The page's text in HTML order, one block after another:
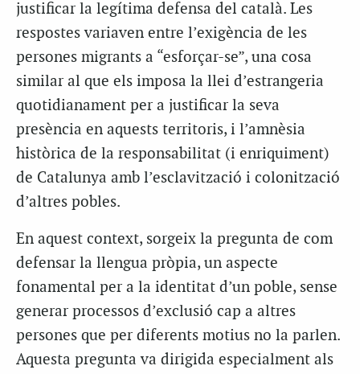
justificar la legítima defensa del català. Les
respostes variaven entre l’exigència de les
persones migrants a “esforçar-se”, una cosa
similar al que els imposa la llei d’estrangeria
quotidianament per a justificar la seva
presència en aquests territoris, i l’amnèsia
històrica de la responsabilitat (i enriquiment)
de Catalunya amb l’esclavització i colonització
d’altres pobles.
En aquest context, sorgeix la pregunta de com
defensar la llengua pròpia, un aspecte
fonamental per a la identitat d’un poble, sense
generar processos d’exclusió cap a altres
persones que per diferents motius no la parlen.
Aquesta pregunta va dirigida especialment als